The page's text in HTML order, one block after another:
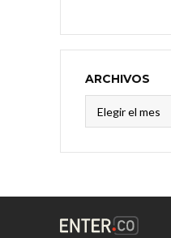
ARCHIVOS